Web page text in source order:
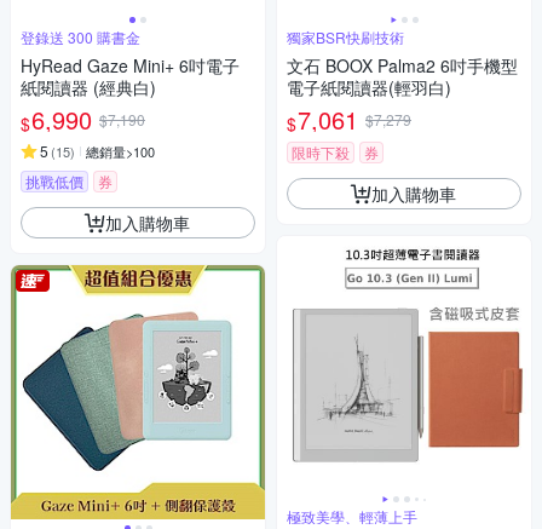
登錄送 300 購書金
HyRead Gaze Mini+ 6吋電子
紙閱讀器 (經典白)
$6,990 $7,190
5 (15) 總銷量>100
挑戰低價 券
加入購物車
獨家BSR快刷技術
文石 BOOX Palma2 6吋手機型
電子紙閱讀器(輕羽白)
$7,061 $7,279
限時下殺
券
加入購物車
極致美學、輕薄上手